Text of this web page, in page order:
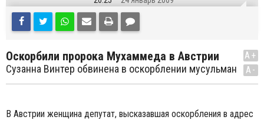
Оскорбили пророка Мухаммеда в Австрии
Сузанна Винтер обвинена в оскорблении мусульман
A+
A-
В Австрии женщина депутат, высказавшая оскорбления в адрес